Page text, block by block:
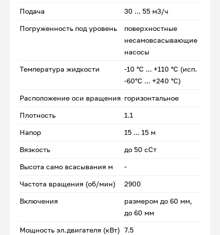
Подача 30 ... 55 м3/ч
Погруженность под уровень
поверхностные
несамовсасывающие
насосы
Температура жидкости
-10 °С ... +110 °С (исп.
-60°С ... +240 °С)
Расположение оси вращения горизонтальное
Плотность 1.1
Напор 15 ... 15 м
Вязкость до 50 сСт
Высота само всасывания м -
Частота вращения (об/мин) 2900
Включения
размером до 60 мм,
до 60 мм
Мощность эл.двигателя (кВт) 7.5